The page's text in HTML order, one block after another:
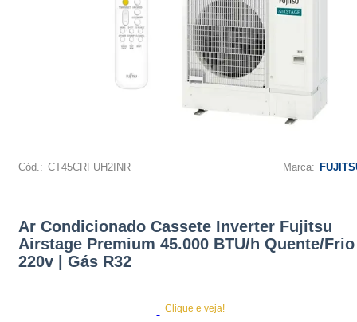
Cód.: CT45CRFUH2INR Marca:
Ar Condicionado Cassete Inverter Fujitsu
Airstage Premium 45.000 BTU/h Quente/Frio
220v | Gás R32
Clique e veja!